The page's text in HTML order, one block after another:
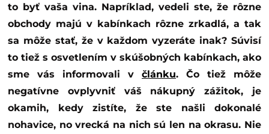
to byť vaša vina. Napríklad, vedeli ste, že rôzne
obchody majú v kabínkach rôzne zrkadlá, a tak
sa môže stať, že v každom vyzeráte inak? Súvisí
to tiež s osvetlením v skúšobných kabínkach, ako
sme vás informovali v článku. Čo tiež môže
negatívne ovplyvniť váš nákupný zážitok, je
okamih, kedy zistíte, že ste našli dokonalé
nohavice, no vrecká na nich sú len na okrasu. Nie